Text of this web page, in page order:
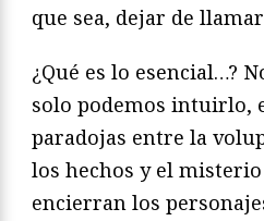
que sea, dejar de
¿Qué es lo esencial…?
solo podemos intuirlo,
paradojas entre la
los hechos y el
encierran los